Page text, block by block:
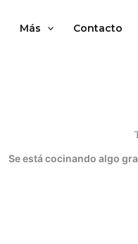
Más Contacto
Se está cocinando algo